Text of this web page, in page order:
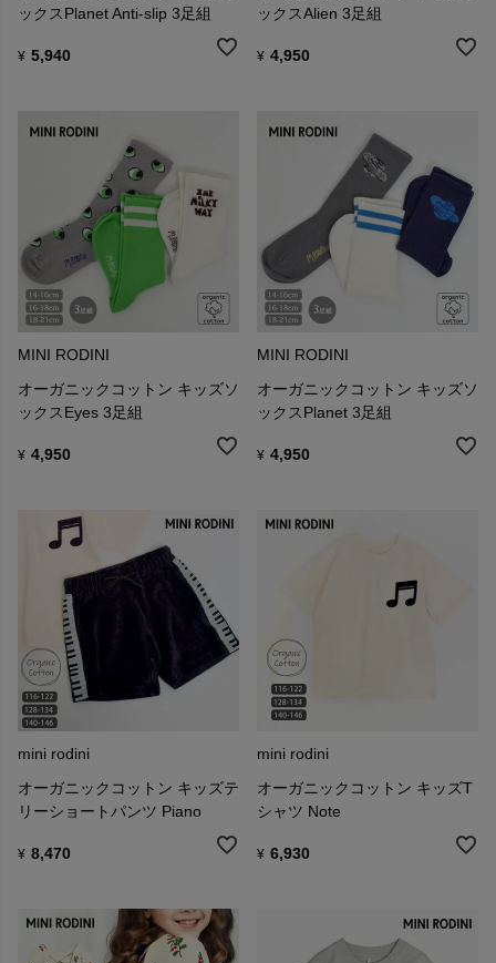
ックスPlanet Anti-slip 3足組
¥ 5,940
ックスAlien 3足組
¥ 4,950
MINI RODINI
オーガニックコットン キッズソ
ックスEyes 3足組
¥ 4,950
MINI RODINI
オーガニックコットン キッズソ
ックスPlanet 3足組
¥ 4,950
mini rodini
オーガニックコットン キッズテ
リーショートパンツ Piano
¥ 8,470
mini rodini
オーガニックコットン キッズT
シャツ Note
¥ 6,930